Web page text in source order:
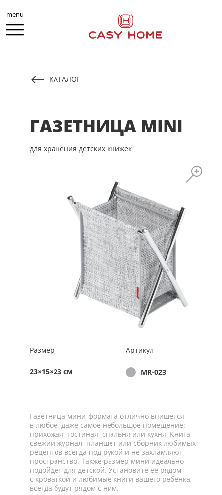
menu
КАТАЛОГ
ГАЗЕТНИЦА MINI
для хранения детских книжек
Размер
23×15×23 см
Артикул
MR-023
Газетница мини-формата отлично впишется
в любое, даже самое небольшое помещение:
прихожая, гостиная, спальня или кухня. Книга,
свежий журнал, планшет или сборник любимых
рецептов всегда под рукой и не захламляют
пространство. Также размер мини идеально
подойдет для детской. Установите ее рядом
с кроваткой и любимые книги вашего ребенка
всегда будут рядом с ним.